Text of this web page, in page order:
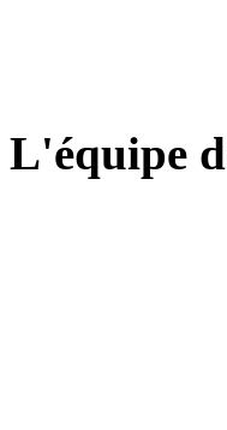
L'équipe